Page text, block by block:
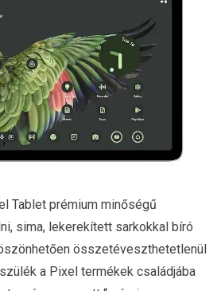
Tablet prémium minőségű
sima, lekerekített sarkokkal bíró
összetéveszthetetlenül
a Pixel termékek családjába